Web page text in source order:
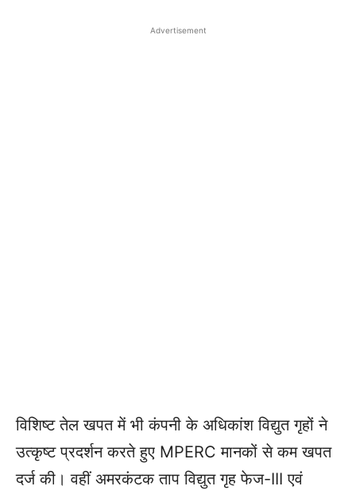
Advertisement
विशिष्ट तेल खपत में भी कंपनी के अधिकांश विद्युत गृहों ने
उत्कृष्ट प्रदर्शन करते हुए MPERC मानकों से कम खपत
दर्ज की। वहीं अमरकंटक ताप विद्युत गृह फेज-III एवं